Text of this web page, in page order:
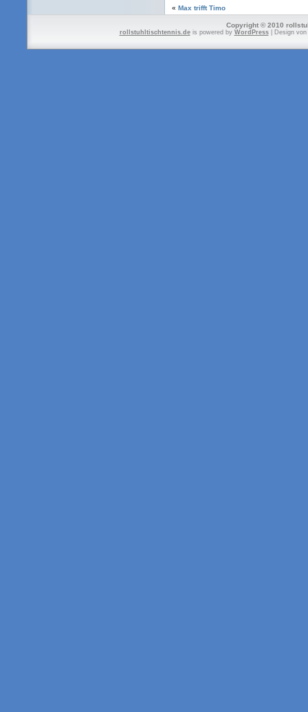
« Max trifft Timo
Copyright © 2010
rollstuhltischtennis.deis powered by WordPress| Design von